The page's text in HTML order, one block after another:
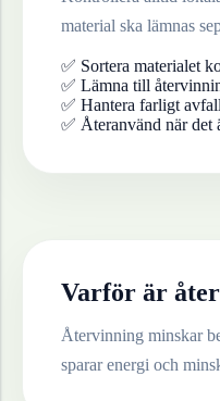
material ska lämnas
✅ Sortera materialet
✅ Lämna till
✅ Hantera farligt
✅ Återanvänd när det
Varför är
Återvinning minskar
sparar energi och